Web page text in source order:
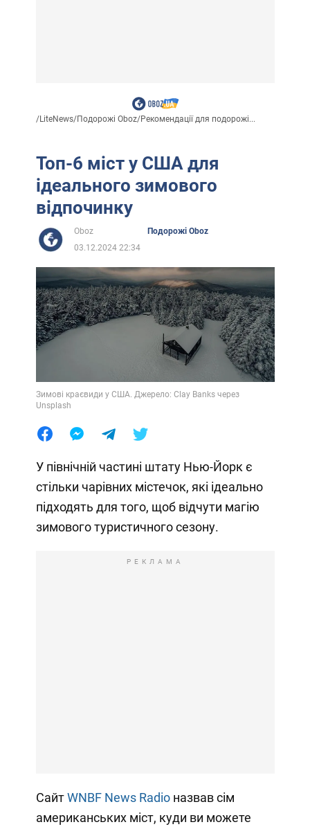
/LiteNews/Подорожі Oboz/Рекомендації для подорожі...
Топ-6 міст у США для
ідеального зимового
відпочинку
Oboz
Подорожі Oboz
03.12.2024 22:34
Зимові краєвиди у США. Джерело: Clay Banks через
Unsplash
У північній частині штату Нью-Йорк є
стільки чарівних містечок, які ідеально
підходять для того, щоб відчути магію
зимового туристичного сезону.
РЕКЛАМА
СайтWNBF News Radioназвав сім
американських міст, куди ви можете